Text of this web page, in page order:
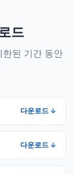
드
된 기간 동안
다운로드 ↓
다운로드 ↓